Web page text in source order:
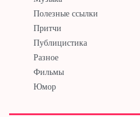
Полезные ссылки
Притчи
Публицистика
Разное
Фильмы
Юмор